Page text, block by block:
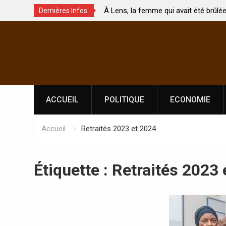
Dernières Infos:
?
À Lens, la femme qui avait été brûlée avec son bébé
par son mari est morte
ACCUEIL POLITIQUE ECONOMIE
Accueil Retraités 2023 et 2024
Étiquette : Retraités 2023